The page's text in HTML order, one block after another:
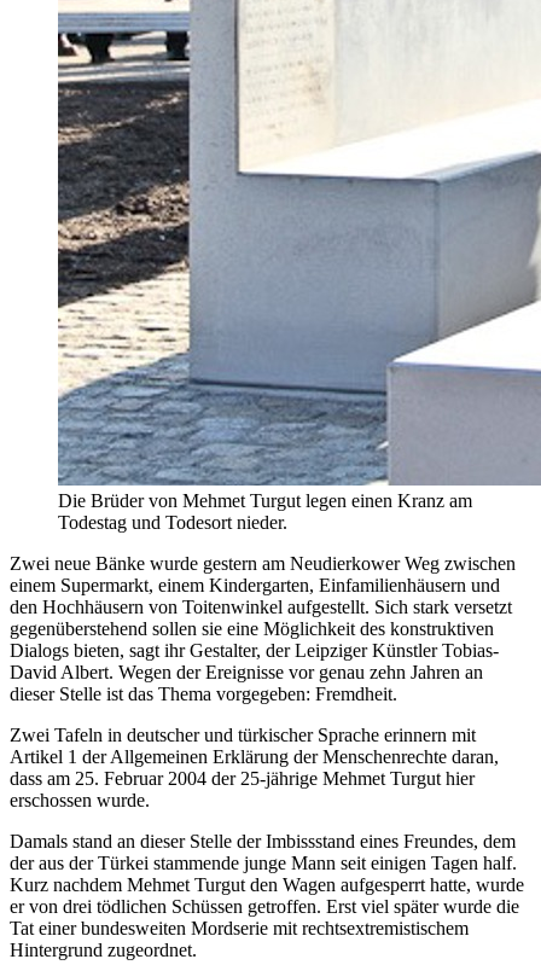
Die Brüder von Mehmet Turgut legen einen Kranz am
Todestag und Todesort nieder.
Zwei neue Bänke wurde gestern am Neudierkower Weg zwischen
einem Supermarkt, einem Kindergarten, Einfamilienhäusern und
den Hochhäusern von Toitenwinkel aufgestellt. Sich stark versetzt
gegenüberstehend sollen sie eine Möglichkeit des konstruktiven
Dialogs bieten, sagt ihr Gestalter, der Leipziger Künstler Tobias-
David Albert. Wegen der Ereignisse vor genau zehn Jahren an
dieser Stelle ist das Thema vorgegeben: Fremdheit.
Zwei Tafeln in deutscher und türkischer Sprache erinnern mit
Artikel 1 der Allgemeinen Erklärung der Menschenrechte daran,
dass am 25. Februar 2004 der 25-jährige Mehmet Turgut hier
erschossen wurde.
Damals stand an dieser Stelle der Imbissstand eines Freundes, dem
der aus der Türkei stammende junge Mann seit einigen Tagen half.
Kurz nachdem Mehmet Turgut den Wagen aufgesperrt hatte, wurde
er von drei tödlichen Schüssen getroffen. Erst viel später wurde die
Tat einer bundesweiten Mordserie mit rechtsextremistischem
Hintergrund zugeordnet.